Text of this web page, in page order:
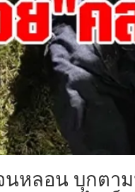
นหลอน บุกตา